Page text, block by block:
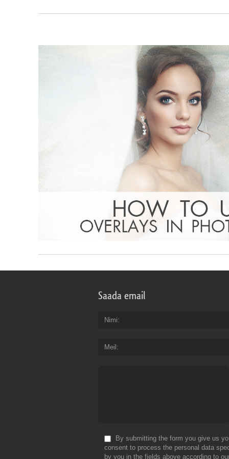
Saada email
Nimi
Meil
By submitting the form you give us
consent to process the personal data
by you in the fields above according to